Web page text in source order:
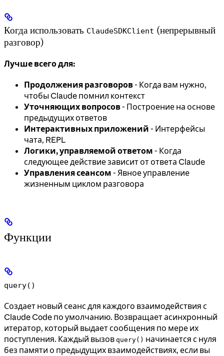
Когда использовать ClaudeSDKClient (непрерывный
разговор)
Лучше всего для:
Продолжения разговоров- Когда вам нужно,
чтобы Claude помнил контекст
Уточняющих вопросов- Построение на основе
предыдущих ответов
Интерактивных приложений - Интерфейсы
чата, REPL
Логики, управляемой ответом - Когда
следующее действие зависит от ответа Claude
Управления сеансом - Явное управление
жизненным циклом разговора
Функции
query()
Создает новый сеанс для каждого взаимодействия с
Claude Code по умолчанию. Возвращает асинхронный
итератор, который выдает сообщения по мере их
поступления. Каждый вызов query() начинается с нуля
без памяти о предыдущих взаимодействиях, если вы